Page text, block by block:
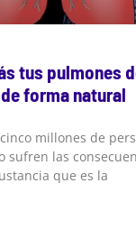
tus pulmones
forma natural
millones de
sufren las
que es la